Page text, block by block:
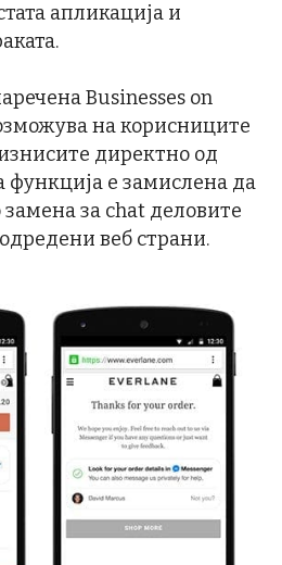
апликација и
Businesses on
на корисниците
директно од
функција е замислена да
за chat деловите
веб страни.